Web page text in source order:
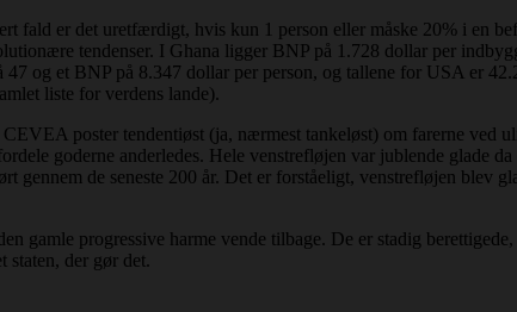
er det uretfærdigt, hvis kun 1 person eller måske 20% i en
tendenser. I Ghana ligger BNP på 1.728 dollar per
og et BNP på 8.347 dollar per person, og tallene for USA er
liste for verdens lande).
poster tendentiøst (ja, nærmest tankeløst) om farerne ved
goderne anderledes. Hele venstrefløjen var jublende glade
de seneste 200 år. Det er forståeligt, venstrefløjen blev
gamle progressive harme vende tilbage. De er stadig
staten, der gør det.